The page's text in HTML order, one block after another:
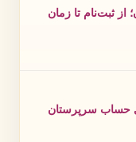
از ثبت‌نام تا زمان
حساب سرپرستان